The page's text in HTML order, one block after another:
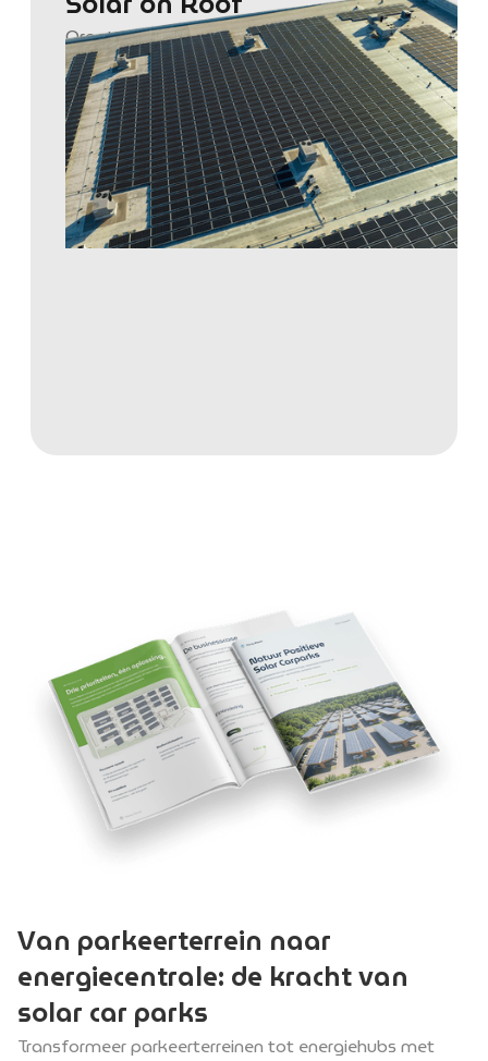
Grootschalige zonneparken die duurzame
energie produceren en bijdragen aan een
toekomstbestendige energievoorziening.
Van parkeerterrein naar
energiecentrale: de kracht van
solar car parks
Transformeer parkeerterreinen tot energiehubs met